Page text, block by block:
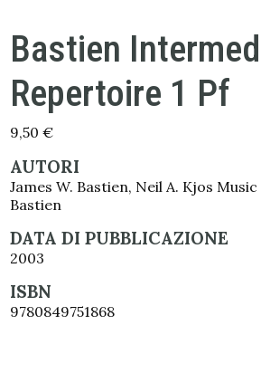
Bastien
Repertoire 1 Pf
9,50 €
AUTORI
James W. Bastien, Neil A. Kjos
Bastien
DATA DI PUBBLICAZIONE
2003
ISBN
9780849751868